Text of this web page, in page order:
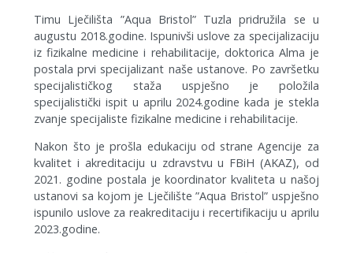
Timu Lječilišta ”Aqua Bristol” Tuzla pridružila se u
augustu 2018.godine. Ispunivši uslove za specijalizaciju
iz fizikalne medicine i rehabilitacije, doktorica Alma je
postala prvi specijalizant naše ustanove. Po završetku
specijalističkog staža uspješno je položila
specijalistički ispit u aprilu 2024.godine kada je stekla
zvanje specijaliste fizikalne medicine i rehabilitacije.
Nakon što je prošla edukaciju od strane Agencije za
kvalitet i akreditaciju u zdravstvu u FBiH (AKAZ), od
2021. godine postala je koordinator kvaliteta u našoj
ustanovi sa kojom je Lječilište ”Aqua Bristol” uspješno
ispunilo uslove za reakreditaciju i recertifikaciju u aprilu
2023.godine.